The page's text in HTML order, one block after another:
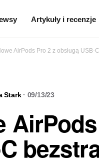
Artykuły i recenzje
AirPods Pro 2 z obsługą USB-
Stark· 09/13/23